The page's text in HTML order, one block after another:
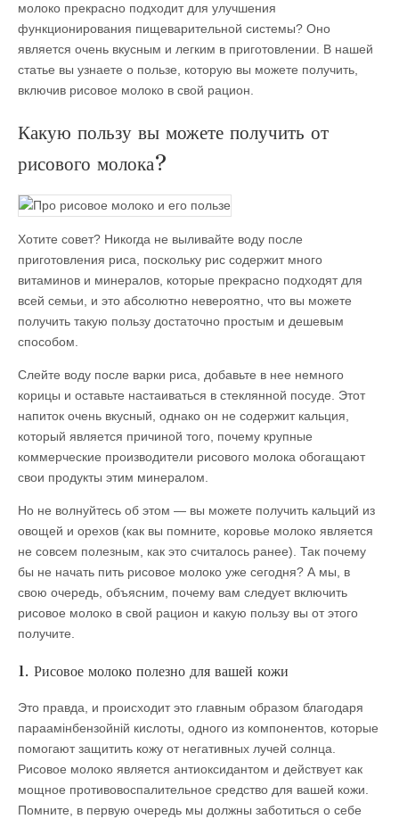
молоко прекрасно подходит для улучшения
функционирования пищеварительной системы? Оно
является очень вкусным и легким в приготовлении. В нашей
статье вы узнаете о пользе, которую вы можете получить,
включив рисовое молоко в свой рацион.
Какую пользу вы можете получить от
рисового молока?
Хотите совет? Никогда не выливайте воду после
приготовления риса, поскольку рис содержит много
витаминов и минералов, которые прекрасно подходят для
всей семьи, и это абсолютно невероятно, что вы можете
получить такую пользу достаточно простым и дешевым
способом.
Слейте воду после варки риса, добавьте в нее немного
корицы и оставьте настаиваться в стеклянной посуде. Этот
напиток очень вкусный, однако он не содержит кальция,
который является причиной того, почему крупные
коммерческие производители рисового молока обогащают
свои продукты этим минералом.
Но не волнуйтесь об этом — вы можете получить кальций из
овощей и орехов (как вы помните, коровье молоко является
не совсем полезным, как это считалось ранее). Так почему
бы не начать пить рисовое молоко уже сегодня? А мы, в
свою очередь, объясним, почему вам следует включить
рисовое молоко в свой рацион и какую пользу вы от этого
получите.
1. Рисовое молоко полезно для вашей кожи
Это правда, и происходит это главным образом благодаря
параамінбензойній кислоты, одного из компонентов, которые
помогают защитить кожу от негативных лучей солнца.
Рисовое молоко является антиоксидантом и действует как
мощное противовоспалительное средство для вашей кожи.
Помните, в первую очередь мы должны заботиться о себе